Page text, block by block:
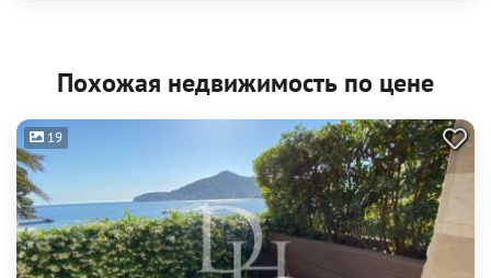
Похожая недвижимость по цене
19